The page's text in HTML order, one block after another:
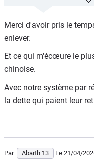
ans, avec des
multiples avantages
2) la Chine ; régime
pour un salaire de
avec un risque
Il est aussi simple de
pays à main d'œuvre
Et vous serez le
Merci d'avoir pris le
enlever.
Et ce qui m'écœure le
chinoise.
Avec notre système par
la dette qui paient leur
Par Abarth 13 Le 21/04/